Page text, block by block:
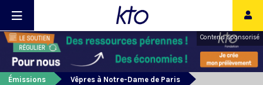
Contenu sponsorisé
Émissions
Vêpres à Notre-Dame de Paris